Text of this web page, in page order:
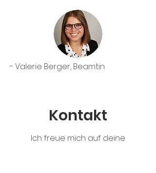
- Valerie Berger, Beamtin
Kontakt
Ich freue mich auf deine